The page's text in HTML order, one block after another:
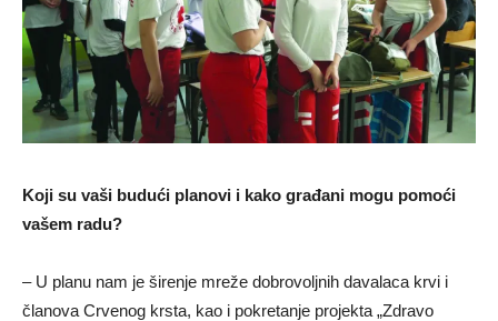
Koji su vaši budući planovi i kako građani mogu pomoći
vašem radu?
– U planu nam je širenje mreže dobrovolјnih davalaca krvi i
članova Crvenog krsta, kao i pokretanje projekta „Zdravo